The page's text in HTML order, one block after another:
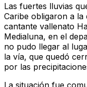
Las fuertes lluvias
Caribe obligaron a
cantante vallenato
Medialuna, en el
no pudo llegar al
la vía, que quedó
por las
La situación fue